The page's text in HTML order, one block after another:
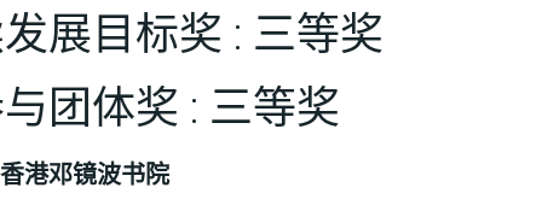
展目标奖 : 三等奖
团体奖 : 三等奖
香港邓镜波书院